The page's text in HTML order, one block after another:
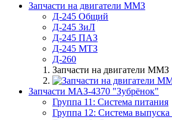
Запчасти на двигатели ММЗ
Д-245 Общий
Д-245 ЗиЛ
Д-245 ПАЗ
Д-245 МТЗ
Д-260
Запчасти на двигатели ММЗ
Запчасти МАЗ-4370 "Зубрёнок"
Группа 11: Система питания
Группа 12: Система выпуска